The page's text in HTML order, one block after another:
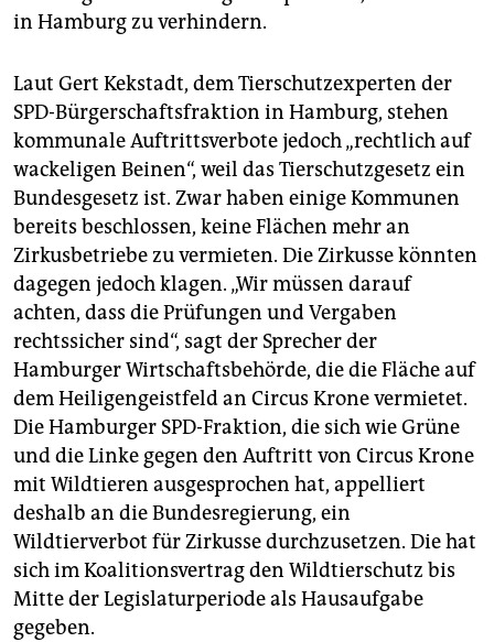
in Hamburg zu verhindern.
Laut Gert Kekstadt, dem Tierschutzexperten der
SPD-Bürgerschaftsfraktion in Hamburg, stehen
kommunale Auftrittsverbote jedoch „rechtlich auf
wackeligen Beinen“, weil das Tierschutzgesetz ein
Bundesgesetz ist. Zwar haben einige Kommunen
bereits beschlossen, keine Flächen mehr an
Zirkusbetriebe zu vermieten. Die Zirkusse könnten
dagegen jedoch klagen. „Wir müssen darauf
achten, dass die Prüfungen und Vergaben
rechtssicher sind“, sagt der Sprecher der
Hamburger Wirtschaftsbehörde, die die Fläche auf
dem Heiligengeistfeld an Circus Krone vermietet.
Die Hamburger SPD-Fraktion, die sich wie Grüne
und die Linke gegen den Auftritt von Circus Krone
mit Wildtieren ausgesprochen hat, appelliert
deshalb an die Bundesregierung, ein
Wildtierverbot für Zirkusse durchzusetzen. Die hat
sich im Koalitionsvertrag den Wildtierschutz bis
Mitte der Legislaturperiode als Hausaufgabe
gegeben.